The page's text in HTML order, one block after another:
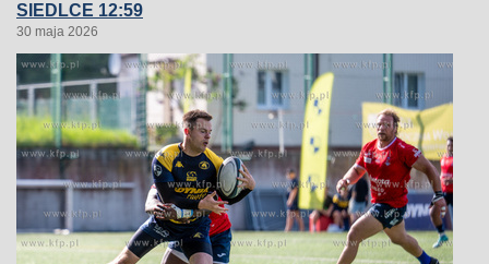
SIEDLCE 12:59
30 maja 2026